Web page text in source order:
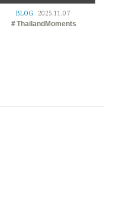
>
BLOG 2025.11.07
＃ThailandMoments